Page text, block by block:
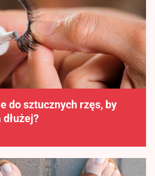
do sztucznych rzęs, by